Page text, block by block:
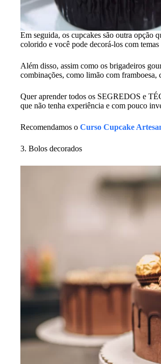
Em seguida, os cupcakes são outra opção
colorido e você pode decorá-los com
Além disso, assim como os brigadeiros
combinações, como limão com framboesa,
Quer aprender todos os SEGREDOS e
que não tenha experiência e com pouco
Recomendamos o Curso Cupcake
3. Bolos decorados